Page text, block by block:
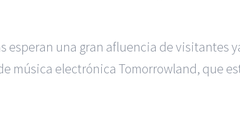
esperan una gran afluencia de visitantes
música electrónica Tomorrowland, que